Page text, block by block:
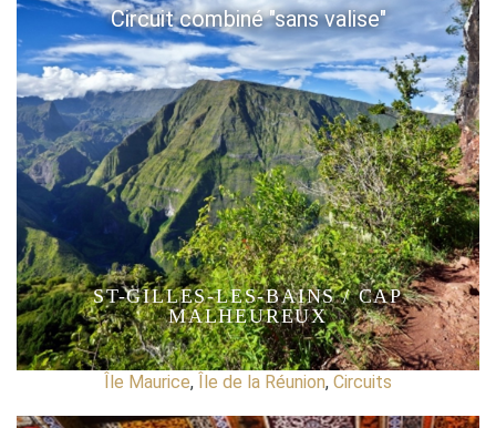
Circuit combiné "sans valise"
ST-GILLES-LES-BAINS / CAP
MALHEUREUX
Île Maurice, Île de la Réunion, Circuits